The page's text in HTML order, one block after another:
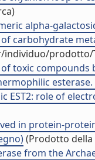
alpha-
carbohydrate
prodotto/
toxic
EST2: role of
in protein-
(Prodotto della
from the